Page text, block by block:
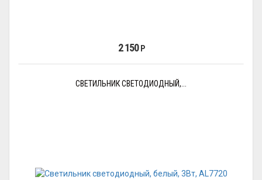
2 150 Р
СВЕТИЛЬНИК СВЕТОДИОДНЫЙ,...